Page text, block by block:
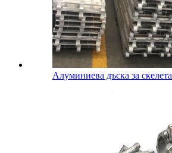
Алуминиева дъска за скелета